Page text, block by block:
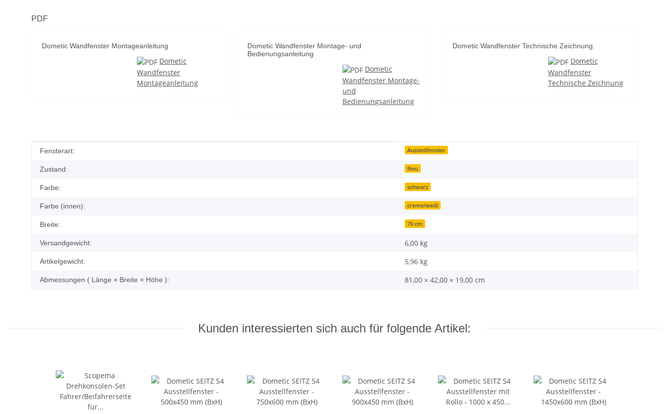
PDF
Dometic Wandfenster Montageanleitung
Dometic
Wandfenster
Montageanleitung
Dometic Wandfenster Montage- und
Bedienungsanleitung
Dometic
Wandfenster Montage-
und
Bedienungsanleitung
Dometic Wandfenster Technische Zeichnung
Dometic
Wandfenster
Technische Zeichnung
Produkteigenschaft
Wert
Fensterart: Ausstellfenster
Zustand: Neu
Farbe: schwarz
Farbe (innen): creme/weiß
Breite: 70 cm
Versandgewicht: 6,00 kg
Artikelgewicht: 5,96 kg
Abmessungen ( Länge × Breite × Höhe ): 81,00 × 42,00 × 19,00 cm
Kunden interessierten sich auch für folgende Artikel: